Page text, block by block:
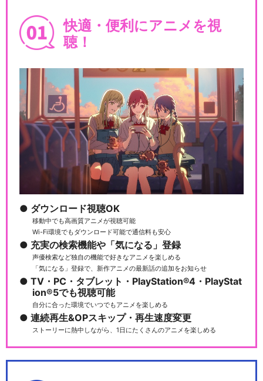
快適・便利にアニメを視
聴！
ダウンロード視聴OK
移動中でも高画質アニメが視聴可能
Wi-Fi環境でもダウンロード可能で通信料も安心
充実の検索機能や「気になる」登録
声優検索など独自の機能で好きなアニメを楽しめる
「気になる」登録で、新作アニメの最新話の追加をお知らせ
TV・PC・タブレット・PlayStation®4・PlayStat
ion®5でも視聴可能
自分に合った環境でいつでもアニメを楽しめる
連続再生&OPスキップ・再生速度変更
ストーリーに熱中しながら、1日にたくさんのアニメを楽しめる